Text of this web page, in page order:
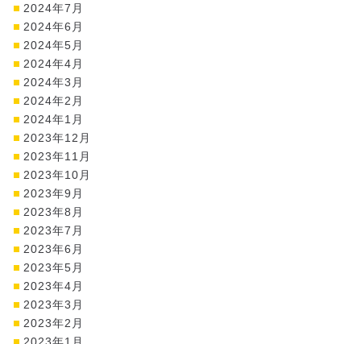
2024年7月
2024年6月
2024年5月
2024年4月
2024年3月
2024年2月
2024年1月
2023年12月
2023年11月
2023年10月
2023年9月
2023年8月
2023年7月
2023年6月
2023年5月
2023年4月
2023年3月
2023年2月
2023年1月